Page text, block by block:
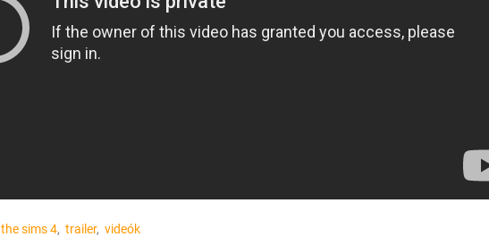
the sims 4 trailer videók